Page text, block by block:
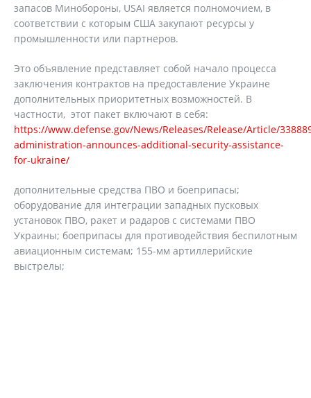
запасов Минобороны, USAI является полномочием, в
соответствии с которым США закупают ресурсы у
промышленности или партнеров.
Это объявление представляет собой начало процесса
заключения контрактов на предоставление Украине
дополнительных приоритетных возможностей. В
частности, этот пакет включают в себя:
https://www.defense.gov/News/Releases/Release/Article/
administration-announces-additional-security-assistance-
for-ukraine/
дополнительные средства ПВО и боеприпасы;
оборудование для интеграции западных пусковых
установок ПВО, ракет и радаров с системами ПВО
Украины; боеприпасы для противодействия беспилотным
авиационным системам; 155-мм артиллерийские
выстрелы;